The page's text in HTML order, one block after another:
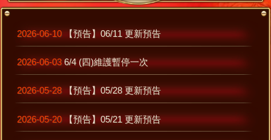
2026-06-10 【預告】06/11 更新預告
2026-06-03 6/4 (四)維護暫停一次
2026-05-28 【預告】05/28 更新預告
2026-05-20 【預告】05/21 更新預告